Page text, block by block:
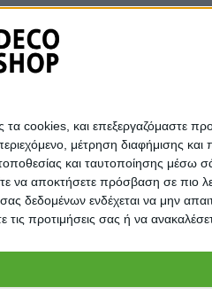
cookies, και επεξεργαζόμαστε
μέτρηση διαφήμισης
και ταυτοποίησης
αποκτήσετε πρόσβαση σε πιο
δεδομένων ενδέχεται να μην
προτιμήσεις σας ή να